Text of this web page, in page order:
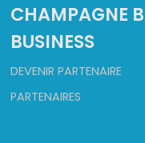
CHAMPAGNE
BUSINESS
DEVENIR PARTENAIRE
PARTENAIRES